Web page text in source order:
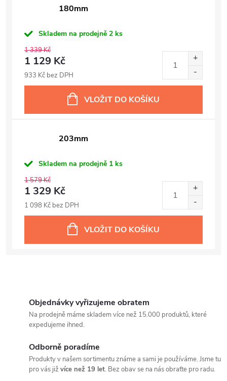
180mm
Skladem na prodejně 2 ks
1 339 Kč
1 129 Kč
933 Kč bez DPH
VLOŽIT DO KOŠÍKU
203mm
Skladem na prodejně 1 ks
1 579 Kč
1 329 Kč
1 098 Kč bez DPH
VLOŽIT DO KOŠÍKU
Objednávky vyřizujeme obratem
Na prodejně máme skladem více než 15.000 produktů, které
expedujeme ihned.
Odborně poradíme
Produkty v našem sortimentu známe a sami je používáme. Jsme tu
pro vás již více než 19 let. Bez obav se na nás obraťte pro radu.